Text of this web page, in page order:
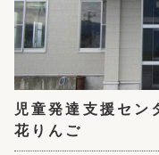
児童発達支援セン
花りんご